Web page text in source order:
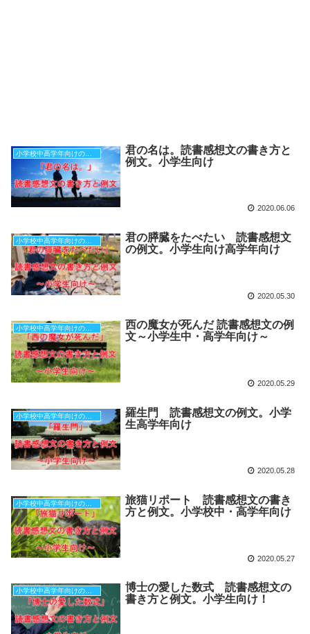
君の名は。読書感想文の書き方と
例文。小学生向け
2020.06.06
君の膵臓をたべたい 読書感想文
の例文。小学生向け高学年向け
2020.05.30
小学校中高学年向けの本（原稿用紙３枚分）
西の魔女が死んだ 読書感想文の例
文～小学生中・高学年向け～
2020.05.29
羅生門 読書感想文の例文。小学
生高学年向け
2020.05.28
旅猫リポート 読書感想文の書き
方と例文。小学校中・高学年向け
2020.05.27
小学校中高学年向けの本（原稿用紙３枚分）
博士の愛した数式 読書感想文の
書き方と例文。小学生向け！